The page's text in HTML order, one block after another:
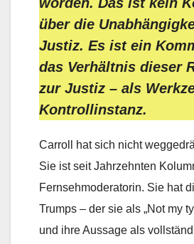
über die
Justiz. Es ist ein
das Verhältnis dieser
zur Justiz – als
Kontrollinstanz.
Carroll hat sich nicht
Sie ist seit Jahrzehnten
Fernsehmoderatorin. Sie hat
Trumps – der sie als „Not my
und ihre Aussage als